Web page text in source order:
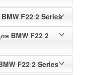
F22 2 Series
BMW F22 2
F22 2 Series